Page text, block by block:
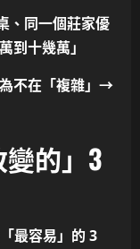
、同一個莊家優
到十幾萬」
不在「複雜」→
變的」3
「最容易」的 3